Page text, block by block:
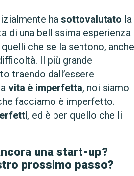
ha sottovalutato la
di una bellissima esperienza
che se la sentono, anche
Il più grande
traendo dall’essere
vita è imperfetta, noi siamo
facciamo è imperfetto.
, ed è per quello che li
una start-up?
prossimo passo?